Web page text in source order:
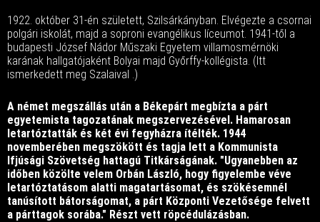
1922. október 31-én született, Szilsárkányban. Elvégezte a csornai
polgári iskolát, majd a soproni evangélikus líceumot. 1941-től a
budapesti József Nádor Műszaki Egyetem villamosmérnöki
karának hallgatójaként Bolyai majd Győrffy-kollégista. (Itt
ismerkedett meg Szalaival .)
A német megszállás után a Békepárt megbízta a párt
egyetemista tagozatának megszervezésével. Hamarosan
letartóztatták és két évi fegyházra ítélték. 1944
novemberében megszökött és tagja lett a Kommunista
Ifjúsági Szövetség hattagú Titkárságának. "Ugyanebben az
időben közölte velem Orbán László, hogy figyelembe véve
letartóztatásom alatti magatartásomat, és szökésemnél
tanúsított bátorságomat, a párt Központi Vezetősége felvett
a párttagok sorába." Részt vett röpcédulázásban.